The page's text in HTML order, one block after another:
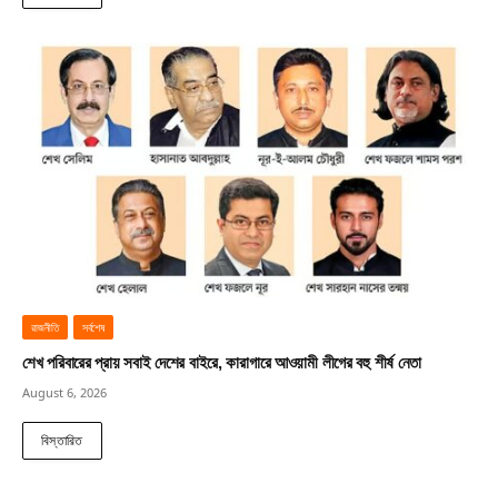
রাজনীতি সর্বশেষ
শেখ পরিবারের প্রায় সবাই দেশের বাইরে, কারাগারে আওয়ামী লীগের বহু শীর্ষ নেতা
August 6, 2026
বিস্তারিত